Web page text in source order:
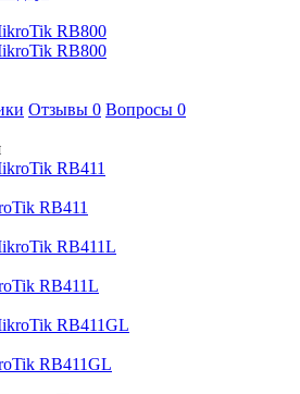
Отзывы 0 Вопросы 0
RB411
RB411L
RB411GL